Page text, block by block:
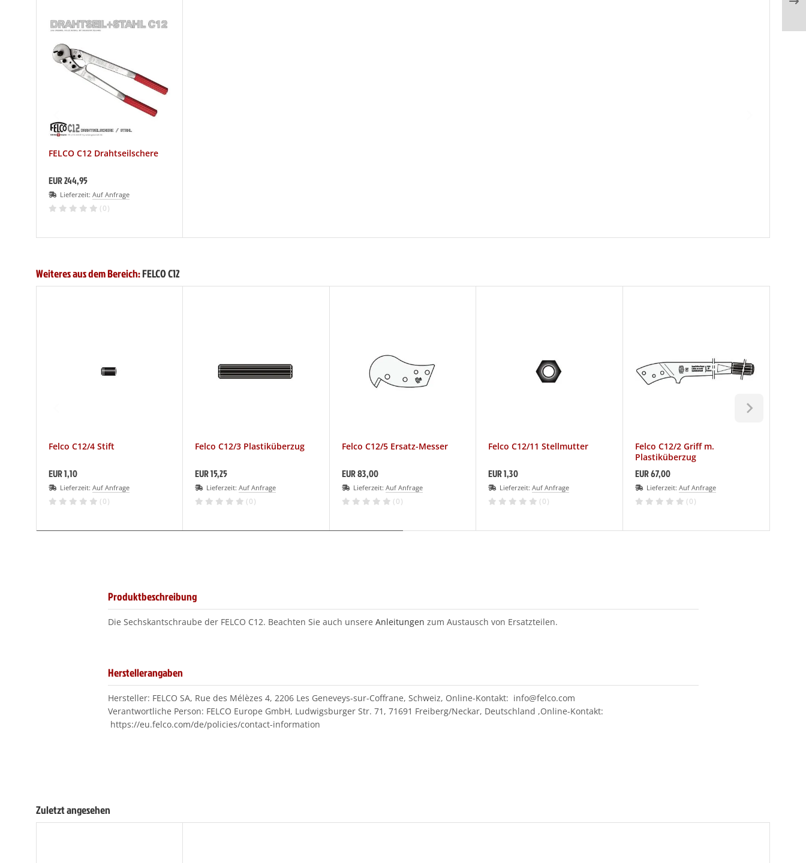
FELCO C12 Drahtseilschere
EUR 244,95
Lieferzeit: Auf Anfrage
(0)
Weiteres aus dem Bereich:FELCO C12
Felco C12/4 Stift
EUR 1,10
Lieferzeit: Auf Anfrage
(0)
Felco C12/3 Plastiküberzug
EUR 15,25
Lieferzeit:Auf Anfrage
(0)
Felco C12/5 Ersatz-Messer
EUR 83,00
Lieferzeit: Auf Anfrage
(0)
Felco C12/11 Stellmutter
EUR 1,30
Lieferzeit:Auf Anfrage
(0)
Felco C12/2 Griff m.
Plastiküberzug
EUR 67,00
Lieferzeit: Auf Anfrage
(0)
Produktbeschreibung
Die Sechskantschraube der FELCO C12. Beachten Sie auch unsere Anleitungen zum Austausch von Ersatzteilen.
Herstellerangaben
Hersteller: FELCO SA, Rue des Mélèzes 4, 2206 Les Geneveys-sur-Coffrane, Schweiz, Online-Kontakt: info@felco.com
Verantwortliche Person: FELCO Europe GmbH, Ludwigsburger Str. 71, 71691 Freiberg/Neckar, Deutschland ,Online-Kontakt:
https://eu.felco.com/de/policies/contact-information
Zuletzt angesehen